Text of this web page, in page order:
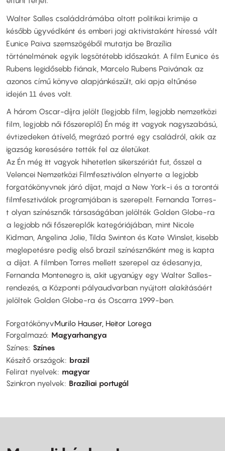
Walter Salles családdrámába oltott politikai krimije a
később ügyvédként és emberi jogi aktivistaként híressé vált
Eunice Paiva szemszögéből mutatja be Brazília
történelmének egyik legsötétebb időszakát. A film Eunice és
Rubens legidősebb fiának, Marcelo Rubens Paivának az
azonos című könyve alapjánkészült, aki apja eltűnése
idején 11 éves volt.
A három Oscar-díjra jelölt (legjobb film, legjobb nemzetközi
film, legjobb női főszereplő) Én még itt vagyok nagyszabású,
évtizedeken átívelő, megrázó portré egy családról, akik az
igazság keresésére tették fel az életüket.
Az Én még itt vagyok hihetetlen sikerszériát fut, ősszel a
Velencei Nemzetközi Filmfesztiválon elnyerte a legjobb
forgatókönyvnek járó díjat, majd a New York-i és a torontói
filmfesztiválok programjában is szerepelt. Fernanda Torres-
t olyan színésznők társaságában jelölték Golden Globe-ra
a legjobb női főszereplők kategóriájában, mint Nicole
Kidman, Angelina Jolie, Tilda Swinton és Kate Winslet, kisebb
meglepetésre pedig első brazil színésznőként meg is kapta
a díjat. A filmben Torres mellett szerepel az édesanyja,
Fernanda Montenegro is, akit ugyanúgy egy Walter Salles-
rendezés, a Központi pályaudvarban nyújtott alakításáért
jelöltek Golden Globe-ra és Oscarra 1999-ben.
ForgatókönyvMurilo Hauser, Heitor Lorega
Forgalmazó Magyarhangya
Színes Színes
Készítő országok
brazil
Felirat nyelvek
magyar
Szinkron nyelvek
Brazíliai portugál